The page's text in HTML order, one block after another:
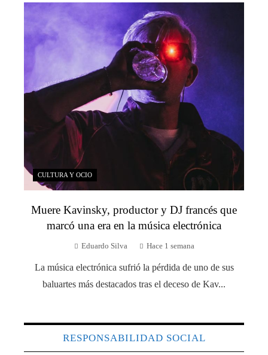
CULTURA Y OCIO
Muere Kavinsky, productor y DJ francés que
marcó una era en la música electrónica
Eduardo Silva Hace 1 semana
La música electrónica sufrió la pérdida de uno de sus
baluartes más destacados tras el deceso de Kav...
RESPONSABILIDAD SOCIAL